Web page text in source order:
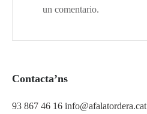
un comentario.
Contacta’ns
93 867 46 16 info@afalatordera.cat